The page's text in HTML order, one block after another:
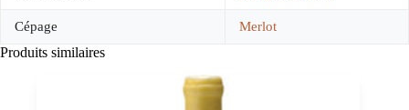
Cépage Merlot
Produits similaires